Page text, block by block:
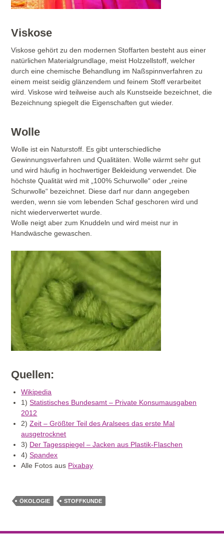
Viskose
Viskose gehört zu den modernen Stoffarten besteht aus einer
natürlichen Materialgrundlage, meist Holzzellstoff, welcher
durch eine chemische Behandlung im Naßspinnverfahren zu
einem meist seidig glänzendem und feinem Stoff verarbeitet
wird. Viskose wird teilweise auch als Kunstseide bezeichnet, die
Bezeichnung spiegelt die Eigenschaften gut wieder.
Wolle
Wolle ist ein Naturstoff. Es gibt unterschiedliche
Gewinnungsverfahren und Qualitäten. Wolle wärmt sehr gut
und wird häufig in hochwertiger Bekleidung verwendet. Die
höchste Qualität wird mit „100% Schurwolle“ oder „reine
Schurwolle“ bezeichnet. Diese darf nur dann angegeben
werden, wenn sie vom lebenden Schaf geschoren wird und
nicht wiederverwertet wurde.
Wolle neigt aber zum Knuddeln und wird meist nur in
Handwäsche gewaschen.
Quellen:
Wikipedia
1)Statistisches Bundesamt – Private Konsumausgaben
2012
2)Zeit – Größter Teil des Aralsees das erste Mal
ausgetrocknet
3) Der Tagesspiegel – Jacken aus Plastik-Flaschen
4)Spandex
Alle Fotos aus Pixabay
ÖKOLOGIE STOFFKUNDE